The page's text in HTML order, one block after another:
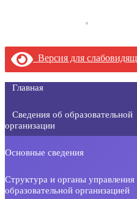
Версия для
Главная
Сведения об образовательной
организации
Основные сведения
Структура и органы управления
образовательной организацией